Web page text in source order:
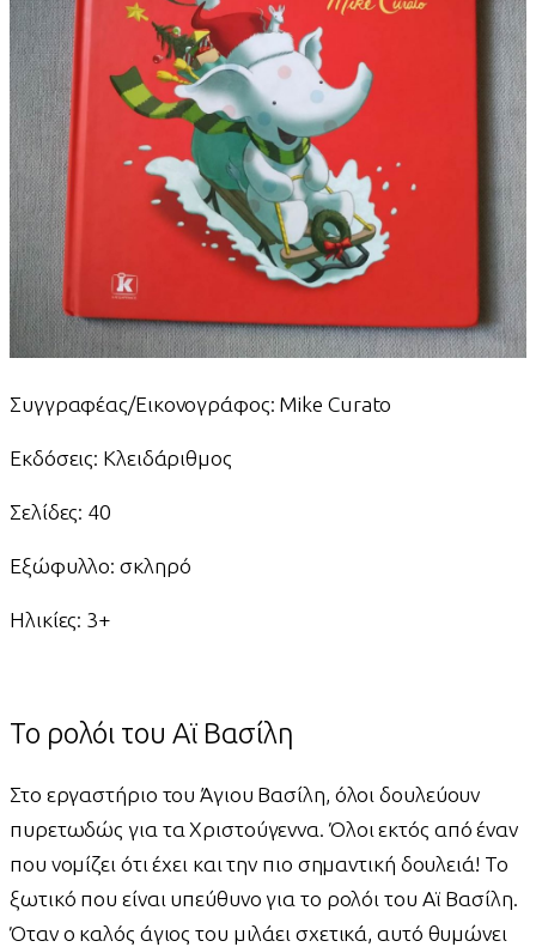
Συγγραφέας/Εικονογράφος: Mike Curato
Εκδόσεις: Κλειδάριθμος
Σελίδες: 40
Εξώφυλλο: σκληρό
Ηλικίες: 3+
Το ρολόι του Αϊ Βασίλη
Στο εργαστήριο του Άγιου Βασίλη, όλοι δουλεύουν
πυρετωδώς για τα Χριστούγεννα. Όλοι εκτός από έναν
που νομίζει ότι έχει και την πιο σημαντική δουλειά! Το
ξωτικό που είναι υπεύθυνο για το ρολόι του Αϊ Βασίλη.
Όταν ο καλός άγιος του μιλάει σχετικά, αυτό θυμώνει